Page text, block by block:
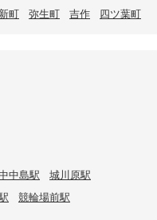
町 弥生町 吉作 四ツ葉町
中島駅
城川原駅
競輪場前駅